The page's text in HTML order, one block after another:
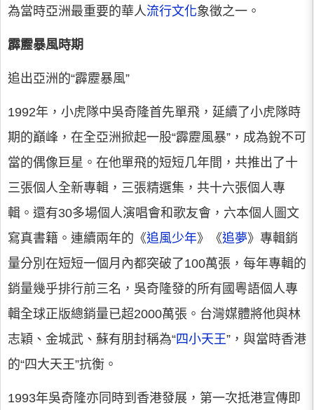
為當時亞洲最重要的華人流行文化象徵之一。
霹靂暴風時期
追出亞洲的“霹靂暴風”
1992年，小虎隊中吳奇隆首先單飛，延續了小虎隊時
期的巔峰，在全亞洲掀起一股“霹靂風暴”，成為銳不可
當的偶像巨星。在他單飛的短短几年間，共推出了十
三張個人全新專輯，三張精選集，共十六張個人專
輯。還有30多場個人演唱會和歌友會，六本個人圖文
寫真書籍。連續兩年的《追風少年》《追夢》專輯銷
量分別在短短一個月內都突破了100萬張，每年專輯的
銷量幾乎排行前三名，吳奇隆發的所有國粵語個人專
輯全球正版總銷量已超2000萬張。台灣媒體將他與林
志穎、金城武、蘇有朋封稱為“四小天王”，與當時香港
的“四大天王”抗衡。
1993年吳奇隆亦同時到香港發展，第一次抵港宣傳即